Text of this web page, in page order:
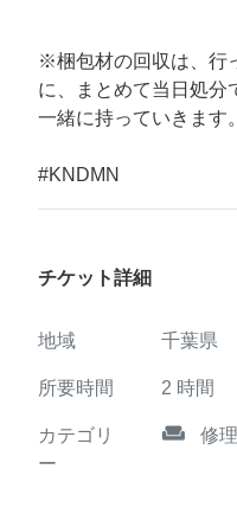
※梱包材の回収は、行
に、まとめて当日処分
一緒に持っていきます。
#KNDMN
チケット詳細
地域 千葉県
所要時間 2 時間
カテゴリ
ー
weekend 修